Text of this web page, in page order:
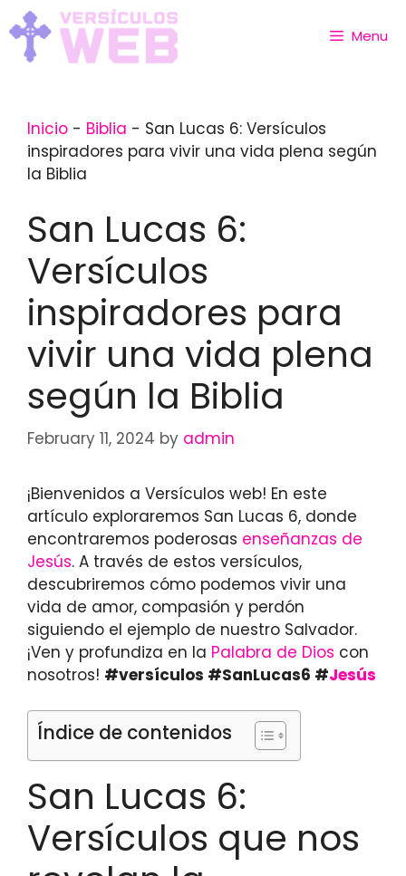
Skip
to
content
Menu
Inicio - Biblia - San Lucas 6: Versículos
inspiradores para vivir una vida plena según
la Biblia
San Lucas 6:
Versículos
inspiradores para
vivir una vida plena
según la Biblia
February 11, 2024 by admin
¡Bienvenidos a Versículos web! En este
artículo exploraremos San Lucas 6, donde
encontraremos poderosas enseñanzas de
Jesús. A través de estos versículos,
descubriremos cómo podemos vivir una
vida de amor, compasión y perdón
siguiendo el ejemplo de nuestro Salvador.
¡Ven y profundiza en la Palabra de Dios con
nosotros! #versículos #SanLucas6 #Jesús
Índice de contenidos
San Lucas 6:
Versículos que nos